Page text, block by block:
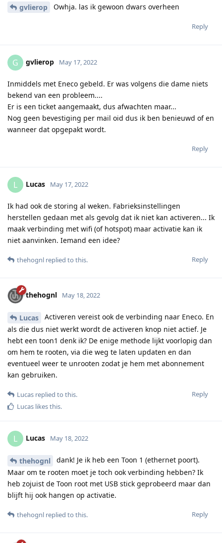
gvlierop Owhja. las ik gewoon dwars overheen
Reply
G gvlierop May 17, 2022
Inmiddels met Eneco gebeld. Er was volgens die dame niets
bekend van een probleem....
Er is een ticket aangemaakt, dus afwachten maar...
Nog geen bevestiging per mail oid dus ik ben benieuwd of en
wanneer dat opgepakt wordt.
Reply
L Lucas May 17, 2022
Ik had ook de storing al weken. Fabrieksinstellingen
herstellen gedaan met als gevolg dat ik niet kan activeren... Ik
maak verbinding met wifi (of hotspot) maar activatie kan ik
niet aanvinken. Iemand een idee?
Reply
thehognl replied to this.
thehognl May 18, 2022
Lucas
Activeren vereist ook de verbinding naar Eneco. En
als die dus niet werkt wordt de activeren knop niet actief. Je
hebt een toon1 denk ik? De enige methode lijkt voorlopig dan
om hem te rooten, via die weg te laten updaten en dan
eventueel weer te unrooten zodat je hem met abonnement
kan gebruiken.
Reply
Lucas replied to this.
Lucas likes this.
L Lucas May 18, 2022
thehognl
dank! Je ik heb een Toon 1 (ethernet poort).
Maar om te rooten moet je toch ook verbinding hebben? Ik
heb zojuist de Toon root met USB stick geprobeerd maar dan
blijft hij ook hangen op activatie.
Reply
thehognl replied to this.